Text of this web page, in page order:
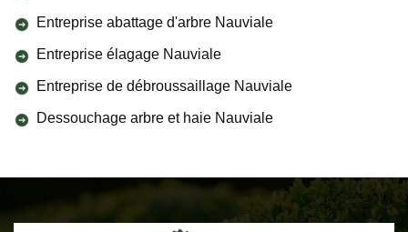
Entreprise abattage d'arbre Nauviale
Entreprise élagage Nauviale
Entreprise de débroussaillage Nauviale
Dessouchage arbre et haie Nauviale